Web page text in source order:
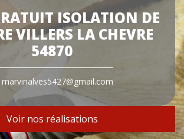
ISOLATION DE
VILLERS LA CHEVRE
54870
Voir nos réalisations